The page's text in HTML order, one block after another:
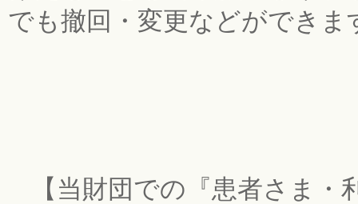
でも撤回・変更などができま
【当財団での『患者さま